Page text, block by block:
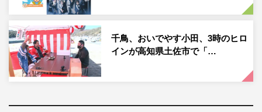
ラインアップも追加公開。
福井県某所のトンネルにある、地元住民の間でうわさが広
がる謎の仏像、大分県某所の山奥にある頭蓋骨だらけの不
気味な洞穴、群馬県にある奇妙な白い川、新潟県のある駅
千鳥、おいでやす小田、3時のヒロ
インが高知県土佐市で「…